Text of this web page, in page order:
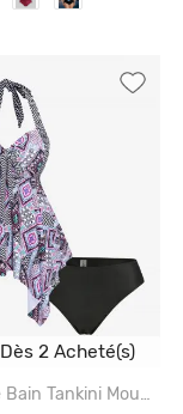
Dès 2 Acheté(s)
Maillot de Bain Tankini Mouchoir Découpé Géométrique avec Nœud Papillon de Grande Taille à Col Halter - MULTI - 2X | US 18-20